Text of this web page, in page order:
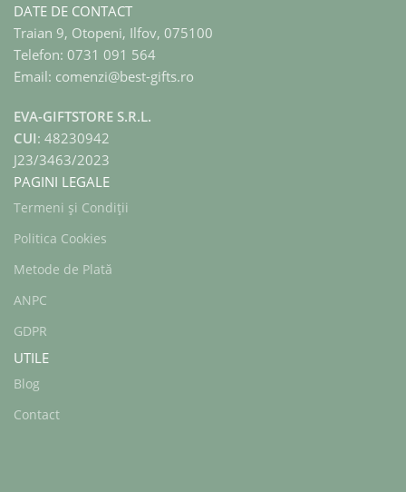
DATE DE CONTACT
Traian 9, Otopeni, Ilfov, 075100
Telefon: 0731 091 564
Email: comenzi@best-gifts.ro
EVA-GIFTSTORE S.R.L.
CUI: 48230942
J23/3463/2023
PAGINI LEGALE
Termeni și Condiții
Politica Cookies
Metode de Plată
ANPC
GDPR
UTILE
Blog
Contact